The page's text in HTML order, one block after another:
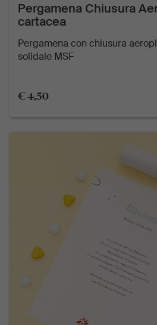
Pergamena Chiusura
cartacea
Pergamena con chiusura
solidale MSF
€ 4,50